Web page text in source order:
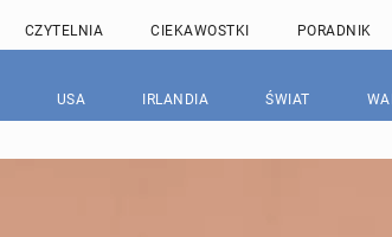
CZYTELNIA CIEKAWOSTKI PORADNIK
USA IRLANDIA ŚWIAT